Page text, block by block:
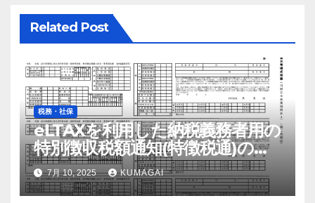
ョ
ン
Related Post
税務・社保
eLTAXを利用した納税義務者用の
特別徴収税額通知(特徴税通)の配
布および確認の流れ【令和7年；
2025年】
7月 10, 2025 KUMAGAI